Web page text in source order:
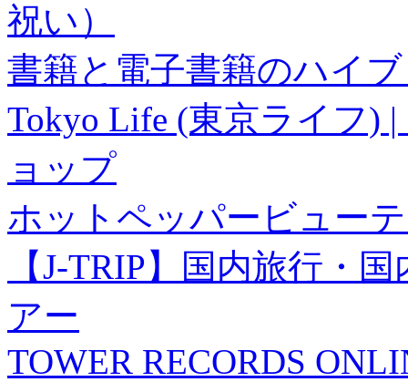
祝い）
書籍と電子書籍のハイ
Tokyo Life (東京ライフ)
ョップ
ホットペッパービュー
【J-TRIP】国内旅行・
アー
TOWER RECORDS